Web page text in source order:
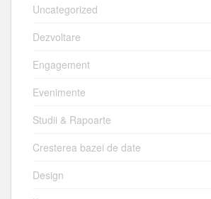
Uncategorized
Dezvoltare
Engagement
Evenimente
Studii & Rapoarte
Cresterea bazei de date
Design